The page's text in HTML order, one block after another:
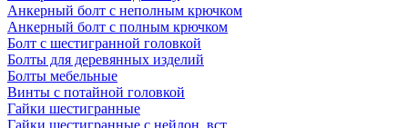
Анкерный болт с неполным крючком
Анкерный болт с полным крючком
Болт с шестигранной головкой
Болты для деревянных изделий
Болты мебельные
Винты с потайной головкой
Гайки шестигранные
Гайки шестигранные с нейлон. вст.